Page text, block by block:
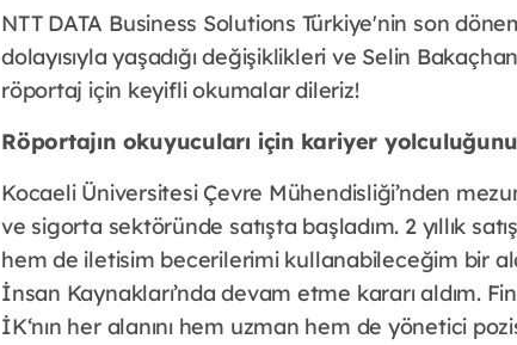
NTT DATA Business Solutions Türkiye'nin son
dolayısıyla yaşadığı değişiklikleri ve Selin
röportaj için keyifli okumalar dileriz!
Röportajın okuyucuları için kariyer
Kocaeli Üniversitesi Çevre Mühendisliği’nden
ve sigorta sektöründe satışta başladım. 2 yıllık
hem de iletisim becerilerimi kullanabileceğim bir
İnsan Kaynakları’nda devam etme kararı aldım.
İK‘nın her alanını hem uzman hem de yönetici